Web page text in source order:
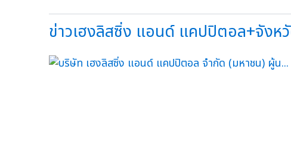
ข่าวเฮงลิสซิ่ง แอนด์ แคปปิตอล+จังห